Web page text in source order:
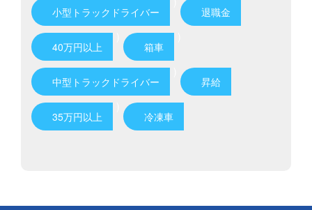
小型トラックドライバー 退職金
40万円以上 箱車
中型トラックドライバー 昇給
35万円以上 冷凍車